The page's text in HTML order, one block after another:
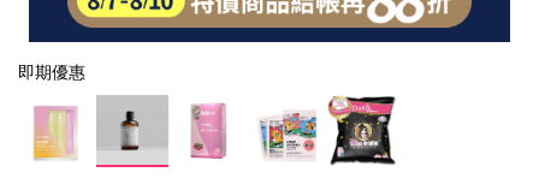
即期優惠